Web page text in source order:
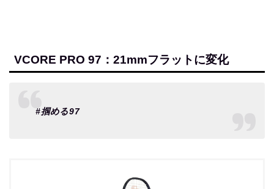
VCORE PRO 97：21mmフラットに変化
#掴める97